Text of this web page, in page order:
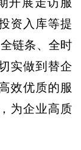
资入库等提
链条、全时
实做到替企
效优质的服
为企业高质